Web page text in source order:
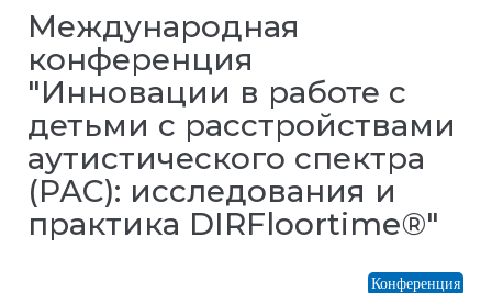
Международная
конференция
"Инновации в работе с
детьми с расстройствами
аутистического спектра
(РАС): исследования и
практика DIRFloortime®"
Конференция